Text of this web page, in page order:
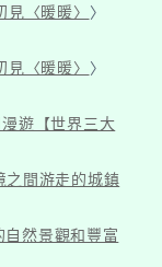
〈暖暖〉 〉
〈暖暖〉 〉
遊【世界三大
間游走的城鎮
然景觀和豐富